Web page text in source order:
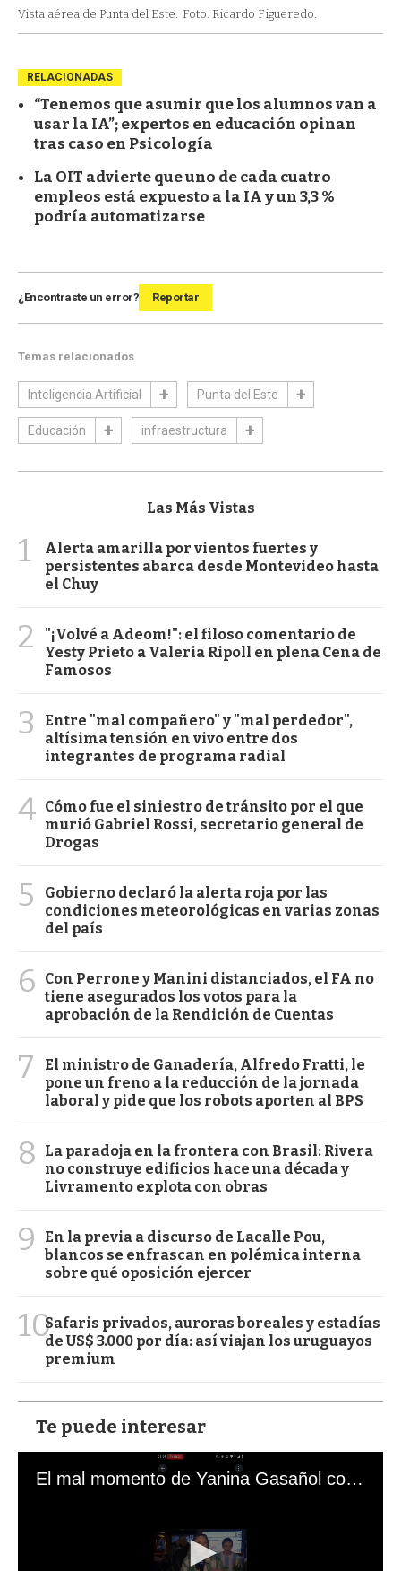
Vista aérea de Punta del Este. Foto: Ricardo Figueredo.
RELACIONADAS
“Tenemos que asumir que los alumnos van a
usar la IA”; expertos en educación opinan
tras caso en Psicología
La OIT advierte que uno de cada cuatro
empleos está expuesto a la IA y un 3,3 %
podría automatizarse
¿Encontraste un error? Reportar
Temas relacionados
Inteligencia Artificial Punta del Este
Educación infraestructura
Las Más Vistas
1
Alerta amarilla por vientos fuertes y
persistentes abarca desde Montevideo hasta
el Chuy
2
"¡Volvé a Adeom!": el filoso comentario de
Yesty Prieto a Valeria Ripoll en plena Cena de
Famosos
3
Entre "mal compañero" y "mal perdedor",
altísima tensión en vivo entre dos
integrantes de programa radial
4 Cómo fue el siniestro de tránsito por el que
murió Gabriel Rossi, secretario general de
Drogas
5
Gobierno declaró la alerta roja por las
condiciones meteorológicas en varias zonas
del país
6
Con Perrone y Manini distanciados, el FA no
tiene asegurados los votos para la
aprobación de la Rendición de Cuentas
7
El ministro de Ganadería, Alfredo Fratti, le
pone un freno a la reducción de la jornada
laboral y pide que los robots aporten al BPS
8
La paradoja en la frontera con Brasil: Rivera
no construye edificios hace una década y
Livramento explota con obras
9
En la previa a discurso de Lacalle Pou,
blancos se enfrascan en polémica interna
sobre qué oposición ejercer
10Safaris privados, auroras boreales y estadías
de US$ 3.000 por día: así viajan los uruguayos
premium
Te puede interesar
El mal momento de Yanina Gasañol con un hincha argentino en "Subrayado"